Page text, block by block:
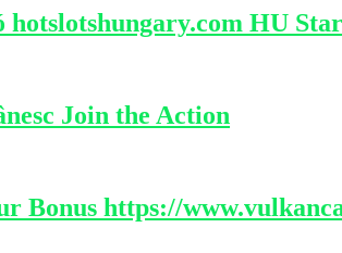
HU
Join the Action
Bonus https://